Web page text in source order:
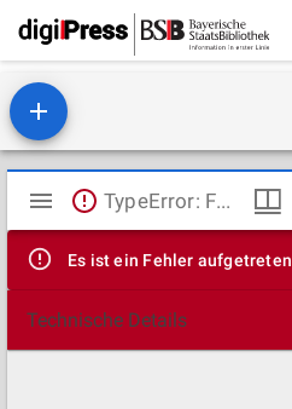
Mirador
Viewer
TypeError: Failed to fetch
Es ist ein Fehler aufgetreten
Technische Details